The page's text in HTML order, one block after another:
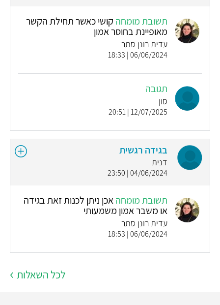
תשובת מומחה קושי כאשר תחילת הקשר
מאופיינת בחוסר אמון
עדית רונן סתר
06/06/2024 | 18:33
תגובה
סון
12/07/2025 | 20:51
בגידה רגשית
דנית
04/06/2024 | 23:50
תשובת מומחהאכן ניתן לכנות זאת בגידה
או משבר אמון משמעותי
עדית רונן סתר
06/06/2024 | 18:53
לכל השאלות